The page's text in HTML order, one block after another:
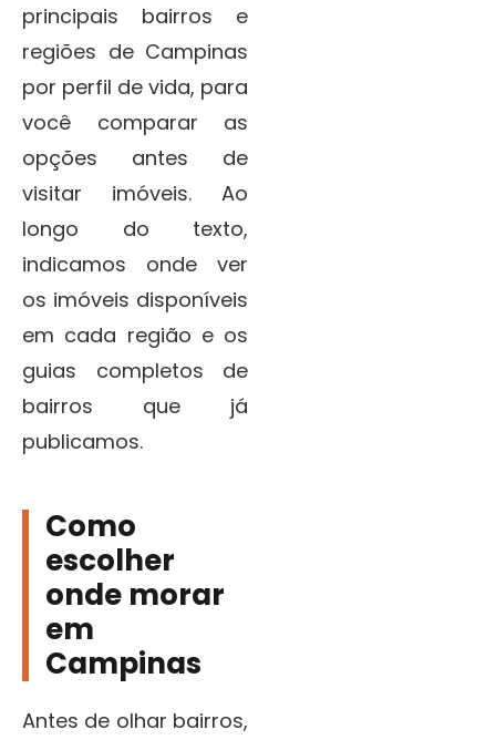
principais bairros e
regiões de Campinas
por perfil de vida, para
você comparar as
opções antes de
visitar imóveis. Ao
longo do texto,
indicamos onde ver
os imóveis disponíveis
em cada região e os
guias completos de
bairros que já
publicamos.
Como
escolher
onde morar
em
Campinas
Antes de olhar bairros,